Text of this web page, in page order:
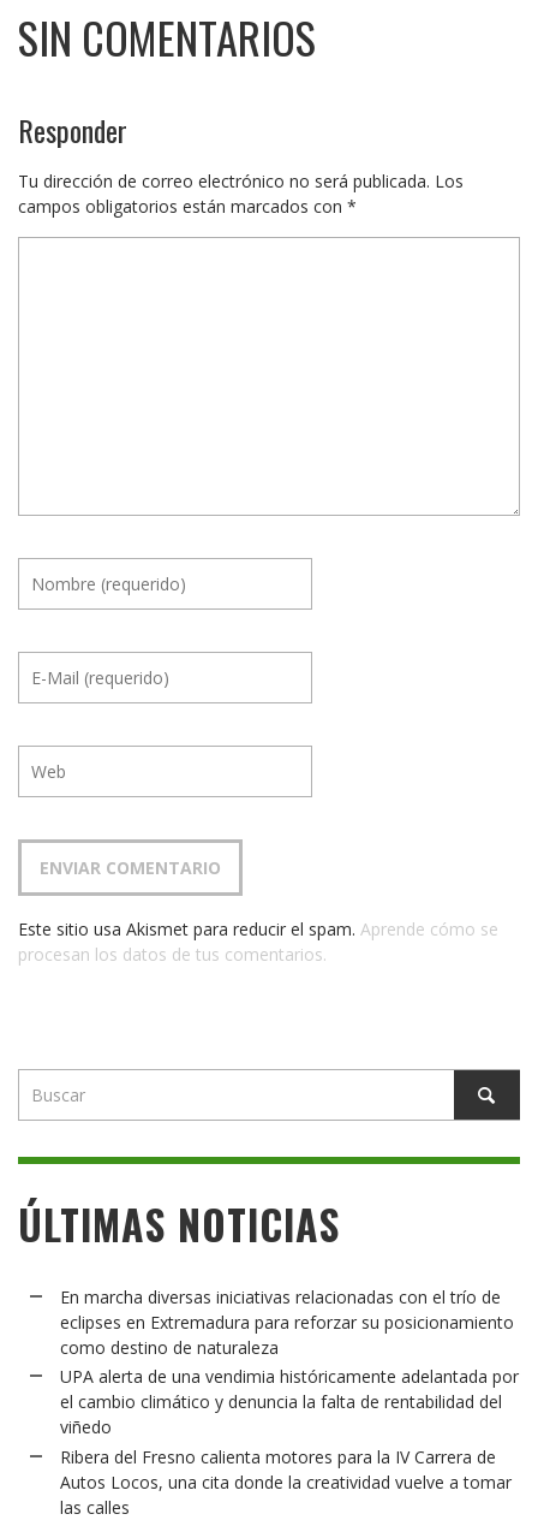
SIN COMENTARIOS
Responder
Tu dirección de correo electrónico no será publicada. Los
campos obligatorios están marcados con *
Este sitio usa Akismet para reducir el spam. Aprende cómo se
procesan los datos de tus comentarios.
ÚLTIMAS NOTICIAS
En marcha diversas iniciativas relacionadas con el trío de
eclipses en Extremadura para reforzar su posicionamiento
como destino de naturaleza
UPA alerta de una vendimia históricamente adelantada por
el cambio climático y denuncia la falta de rentabilidad del
viñedo
Ribera del Fresno calienta motores para la IV Carrera de
Autos Locos, una cita donde la creatividad vuelve a tomar
las calles